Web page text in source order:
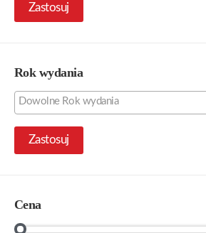
Zastosuj
Rok wydania
Zastosuj
Cena